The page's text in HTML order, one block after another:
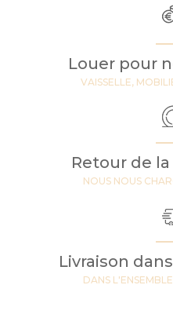
Louer pour
VAISSELLE,
Retour de
NOUS NOUS
Livraison
DANS